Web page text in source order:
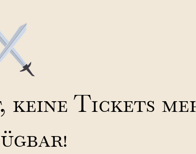
keine Tickets